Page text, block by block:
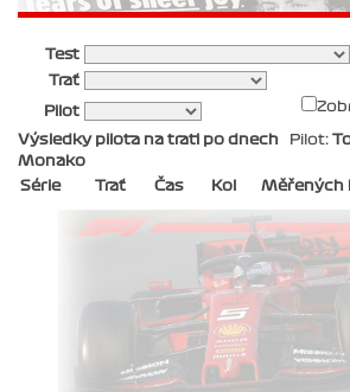
Test
Trať
Pilot
Výsledky pilota na trati po dnech Pilot:
Monako
Série
Trať Čas Kol Měřených